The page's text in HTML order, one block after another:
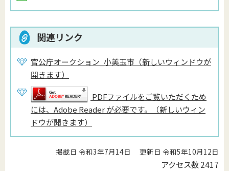
関連リンク
官公庁オークション_小美玉市（新しいウィンドウが
開きます）
PDFファイルをご覧いただくため
には、Adobe Reader が必要です。（新しいウィン
ドウが開きます）
掲載日 令和3年7月14日 更新日 令和5年10月12日
アクセス数2417